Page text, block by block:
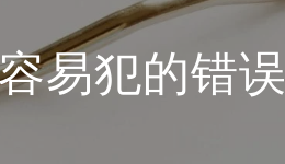
易犯的错误